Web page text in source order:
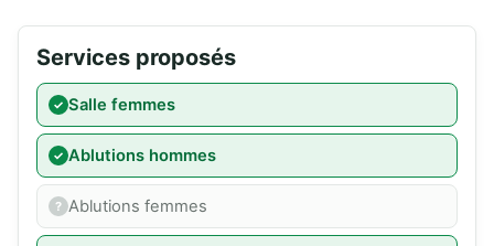
Services proposés
Salle femmes
Ablutions hommes
Ablutions femmes